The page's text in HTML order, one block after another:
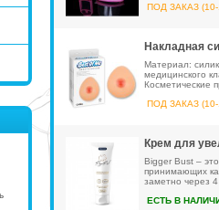
ПОД ЗАКАЗ (10-
Накладная
Материал:
медицинского
Косметические
ПОД ЗАКАЗ (10-
Крем для
Bigger Bust –
принимающих
заметно через
ЕСТЬ В